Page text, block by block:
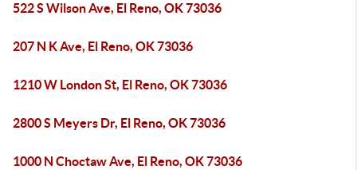
522 S Wilson Ave, El Reno, OK 73036
207 N K Ave, El Reno, OK 73036
1210 W London St, El Reno, OK 73036
2800 S Meyers Dr, El Reno, OK 73036
1000 N Choctaw Ave, El Reno, OK 73036